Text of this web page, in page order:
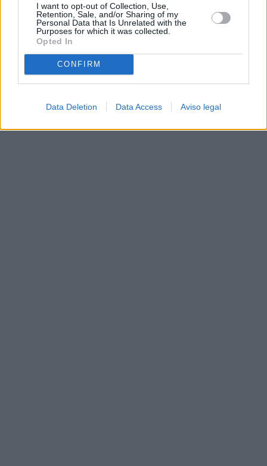
I want to opt-out of Collection, Use,
Retention, Sale, and/or Sharing of my
Personal Data that Is Unrelated with the
Purposes for which it was collected.
Opted In
CONFIRM
Data Deletion Data Access Aviso legal